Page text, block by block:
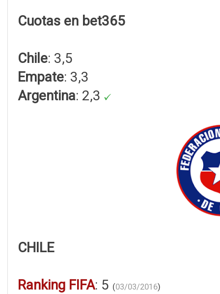
Cuotas en bet365
Chile: 3,5
Empate: 3,3
Argentina: 2,3
CHILE
Ranking FIFA: 5 (03/03/2016)